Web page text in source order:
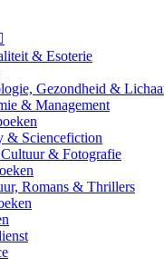
& Esoterie
Gezondheid &
& Management
& Sciencefiction
& Fotografie
Romans & Thrillers